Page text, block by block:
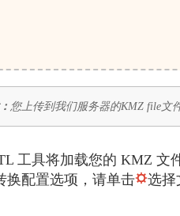
您上传到我们服务器的KMZ file文
工具将加载您的 KMZ
换配置选项，请单击
选择